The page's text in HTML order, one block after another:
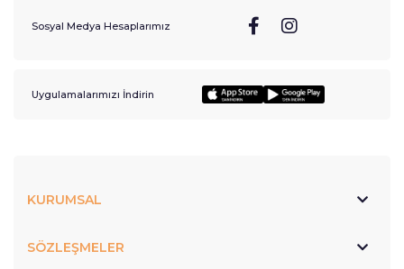
Sosyal Medya Hesaplarımız
Uygulamalarımızı İndirin
KURUMSAL
SÖZLEŞMELER